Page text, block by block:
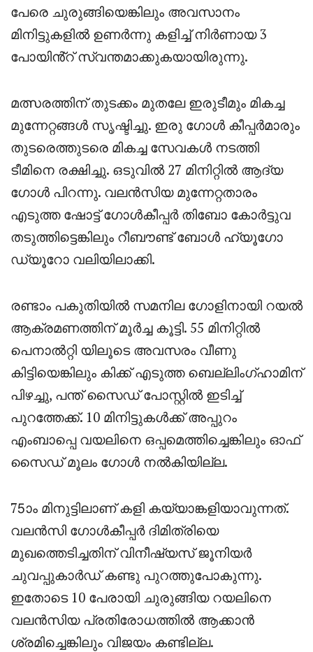
പേരെ ചുരുങ്ങിയെങ്കിലും അവസാനം
മിനിട്ടുകളിൽ ഉണർന്നു കളിച്ച് നിർണായ 3
പോയിൻ്റ് സ്വന്തമാക്കുകയായിരുന്നു.
മത്സരത്തിന് തുടക്കം മുതലേ ഇരുടീമും മികച്ച
മുന്നേറ്റങ്ങൾ സൃഷ്ടിച്ചു. ഇരു ഗോൾ കീപ്പർമാരും
തുടരെത്തുടരെ മികച്ച സേവകൾ നടത്തി
ടീമിനെ രക്ഷിച്ചു. ഒടുവിൽ 27 മിനിറ്റിൽ ആദ്യ
ഗോൾ പിറന്നു. വലൻസിയ മുന്നേറ്റതാരം
എടുത്ത ഷോട്ട് ഗോൾകീപ്പർ തിബോ കോർട്ടുവ
തടുത്തിട്ടെങ്കിലും റീബൗണ്ട് ബോൾ ഹ്യൂഗോ
ഡ്യൂറോ വലിയിലാക്കി.
രണ്ടാം പകുതിയിൽ സമനില ഗോളിനായി റയൽ
ആക്രമണത്തിന് മൂർച്ച കൂട്ടി. 55 മിനിറ്റിൽ
പെനാൽറ്റി യിലൂടെ അവസരം വീണു
കിട്ടിയെങ്കിലും കിക്ക് എടുത്ത ബെല്ലിംഗ്ഹാമിന്
പിഴച്ചു, പന്ത് സൈഡ് പോസ്റ്റിൽ ഇടിച്ച്
പുറത്തേക്ക്. 10 മിനിട്ടുകൾക്ക് അപ്പുറം
എംബാപ്പെ വയലിനെ ഒപ്പമെത്തിച്ചെങ്കിലും ഓഫ്
സൈഡ് മൂലം ഗോൾ നൽകിയില്ല.
75ാം മിനുട്ടിലാണ് കളി കയ്യാങ്കളിയാവുന്നത്.
വലൻസി ഗോൾകീപ്പർ ദിമിത്രിയെ
മുഖത്തെടിച്ചതിന് വിനീഷ്യസ് ജൂനിയർ
ചുവപ്പുകാർഡ് കണ്ടു പുറത്തുപോകുന്നു.
ഇതോടെ 10 പേരായി ചുരുങ്ങിയ റയലിനെ
വലൻസിയ പ്രതിരോധത്തിൽ ആക്കാൻ
ശ്രമിച്ചെങ്കിലും വിജയം കണ്ടില്ല.